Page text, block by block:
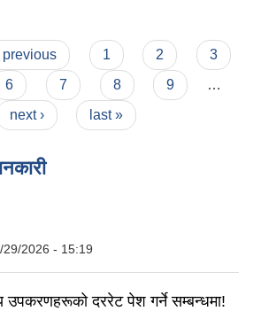
previous 1 2
3
6 7 8 9
…
next ›
last »
29/2026 - 15:19
उपकरणहरूको दररेट पेश गर्ने सम्बन्धमा!